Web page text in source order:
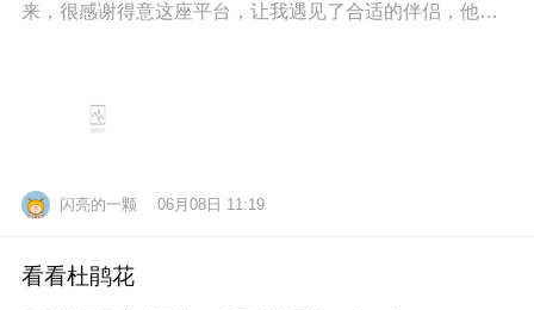
来，很感谢得意这座平台，让我遇见了合适的伴侣，他也
闪亮的一颗 06月08日 11:19
看看杜鹃花